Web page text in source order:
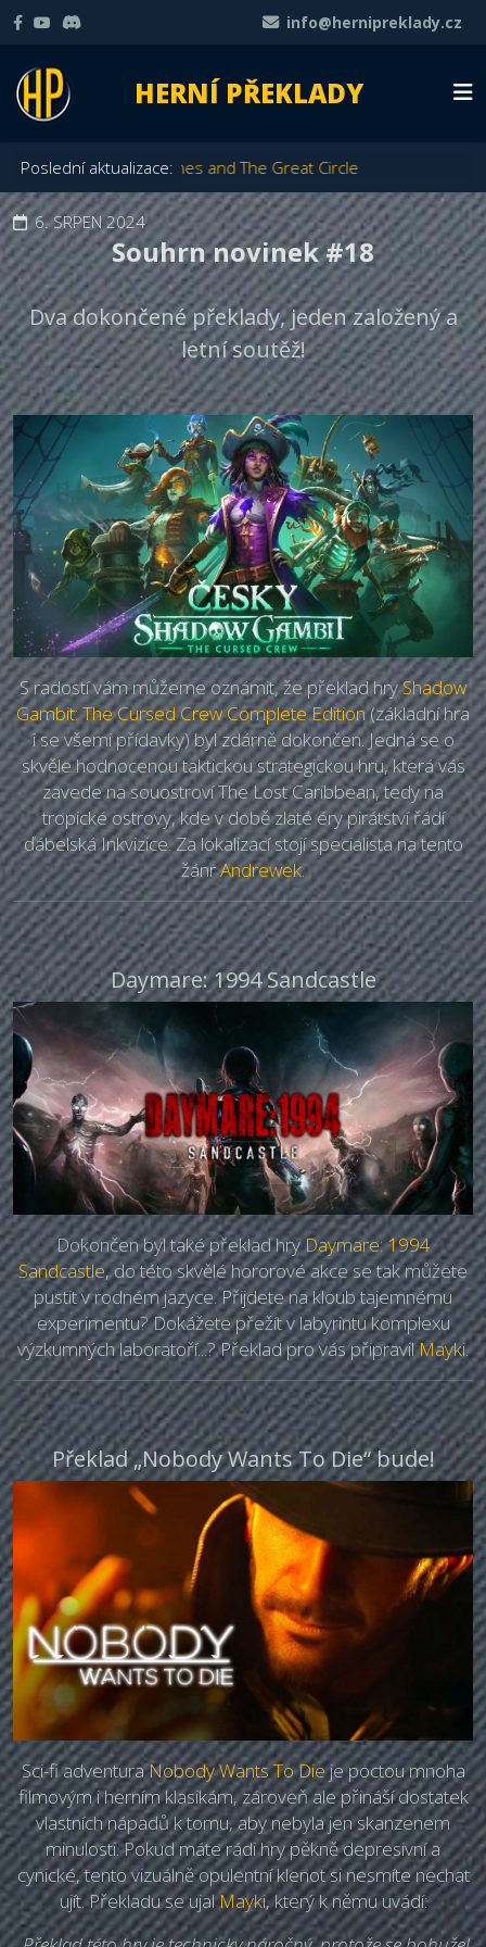
info@hernipreklady.cz
HERNÍ PŘEKLADY
Poslední aktualizace:
Jones and The Great Circle
6. SRPEN 2024
Souhrn novinek #18
Dva dokončené překlady, jeden založený a
letní soutěž!
S radostí vám můžeme oznámit, že překlad hryShadow
Gambit: The Cursed Crew Complete Edition(základní hra
i se všemi přídavky) byl zdárně dokončen. Jedná se o
skvěle hodnocenou taktickou strategickou hru, která vás
zavede na souostroví The Lost Caribbean, tedy na
tropické ostrovy, kde v době zlaté éry pirátství řádí
ďábelská Inkvizice. Za lokalizací stojí specialista na tento
žánrAndrewek.
Daymare: 1994 Sandcastle
Dokončen byl také překlad hryDaymare: 1994
Sandcastle, do této skvělé hororové akce se tak můžete
pustit v rodném jazyce. Přijdete na kloub tajemnému
experimentu? Dokážete přežít v labyrintu komplexu
výzkumných laboratoří...? Překlad pro vás připravilMayki.
Překlad „Nobody Wants To Die“ bude!
Sci-fi adventuraNobody Wants To Dieje poctou mnoha
filmovým i herním klasikám, zároveň ale přináší dostatek
vlastních nápadů k tomu, aby nebyla jen skanzenem
minulosti. Pokud máte rádi hry pěkně depresivní a
cynické, tento vizuálně opulentní klenot si nesmíte nechat
ujít. Překladu se ujalMayki, který k němu uvádí: